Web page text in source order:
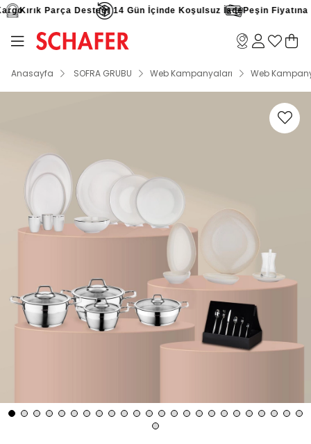
Kırık Parça Desteği 14 Gün İçinde Koşulsuz İadePeşin Fiyatına
Anasayfa SOFRA GRUBU Web Kampanyaları Web